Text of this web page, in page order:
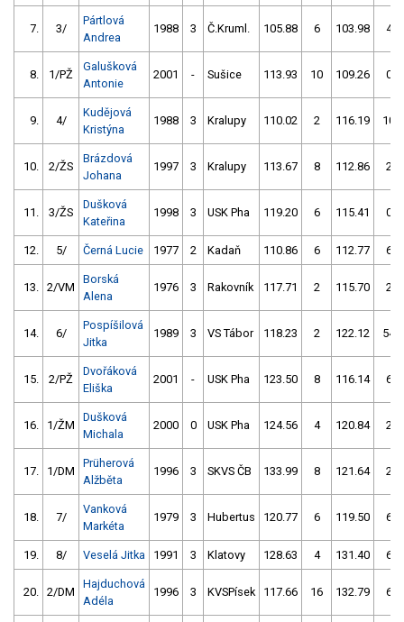
7. 3/
Pártlová
Andrea
1988 3 Č.Kruml. 105.88 6 103.98 4
8. 1/PŽ
Galušková
Antonie
2001 - Sušice 113.93 10 109.26 0
9. 4/
Kudějová
Kristýna
1988 3 Kralupy 110.02 2 116.19 10
10. 2/ŽS
Brázdová
Johana
1997 3 Kralupy 113.67 8 112.86 2
11. 3/ŽS
Dušková
Kateřina
1998 3 USK Pha 119.20 6 115.41 0
12. 5/ Černá Lucie 1977 2 Kadaň 110.86 6 112.77 6
13. 2/VM
Borská
Alena
1976 3 Rakovník 117.71 2 115.70 2
14. 6/
Pospíšilová
Jitka
1989 3 VS Tábor 118.23 2 122.12 54
15. 2/PŽ
Dvořáková
Eliška
2001 - USK Pha 123.50 8 116.14 6
16. 1/ŽM
Dušková
Michala
2000 0 USK Pha 124.56 4 120.84 2
17. 1/DM
Prüherová
Alžběta
1996 3 SKVS ČB 133.99 8 121.64 2
18. 7/
Vanková
Markéta
1979 3 Hubertus 120.77 6 119.50 6
19. 8/ Veselá Jitka 1991 3 Klatovy 128.63 4 131.40 6
20. 2/DM
Hajduchová
Adéla
1996 3 KVSPísek 117.66 16 132.79 6